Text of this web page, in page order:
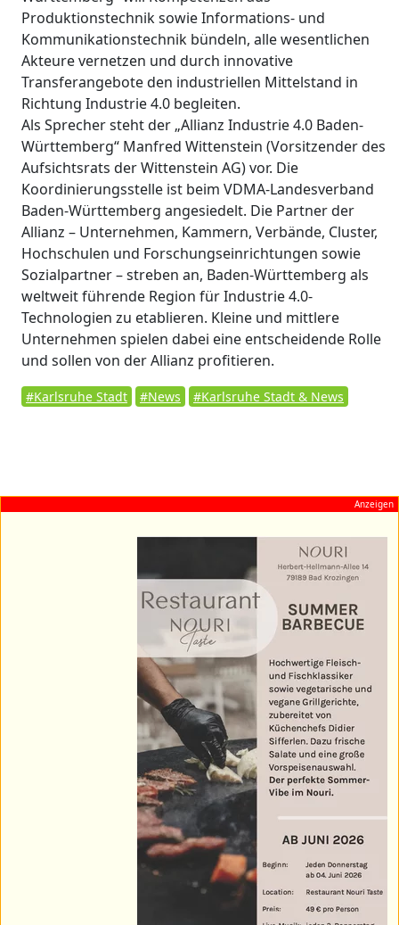
Produktionstechnik sowie Informations- und
Kommunikationstechnik bündeln, alle wesentlichen
Akteure vernetzen und durch innovative
Transferangebote den industriellen Mittelstand in
Richtung Industrie 4.0 begleiten.
Als Sprecher steht der „Allianz Industrie 4.0 Baden-
Württemberg“ Manfred Wittenstein (Vorsitzender des
Aufsichtsrats der Wittenstein AG) vor. Die
Koordinierungsstelle ist beim VDMA-Landesverband
Baden-Württemberg angesiedelt. Die Partner der
Allianz – Unternehmen, Kammern, Verbände, Cluster,
Hochschulen und Forschungseinrichtungen sowie
Sozialpartner – streben an, Baden-Württemberg als
weltweit führende Region für Industrie 4.0-
Technologien zu etablieren. Kleine und mittlere
Unternehmen spielen dabei eine entscheidende Rolle
und sollen von der Allianz profitieren.
#Karlsruhe Stadt #News #Karlsruhe Stadt & News
Anzeigen